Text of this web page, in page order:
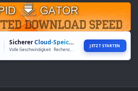
SichererCloud-Speicher
Volle Geschwindigkeit · Rechenzentren weltweit
JETZT STARTEN